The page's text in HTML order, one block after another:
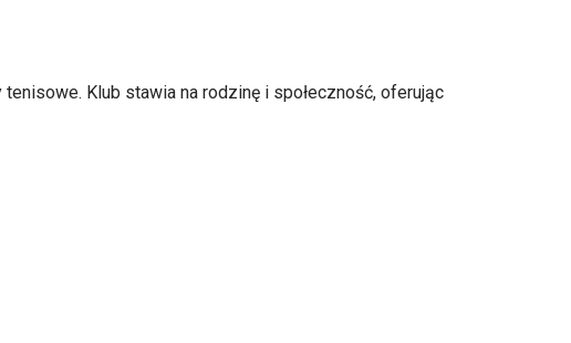
Klub stawia na rodzinę i społeczność, oferując